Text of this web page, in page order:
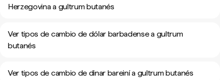
Herzegovina a gultrum butanés
Ver tipos de cambio de dólar barbadense a gultrum
butanés
Ver tipos de cambio de dinar bareiní a gultrum butanés